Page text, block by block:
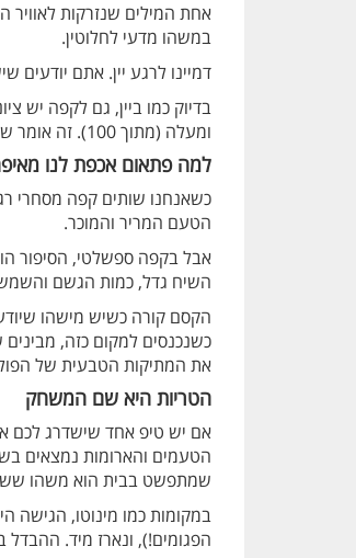
אחת המילים שנזרקות לאוויר
במשהו מדעי לחלוטין.
דמיינו לרגע יין. אתם יודעים שיש יין לקידוש שעולה 20 שקל, ויש יין קברנה סוביניון מרמת
ומעלה (מתוך 100). זה אומר שאין בו פגמים, שהוא גדל בתנאים אופטימליים, ושמישהו טיפל בו בכפפות של משי מהרגע שנקטף ועד שהגיע לשקית.
למה פתאום אכפת לנו
כשאנחנו שותים קפה מסחרי
הטעם המריר והמוכר.
השיח גדל, כמות הגשם והשמש
הקסם קורה כשיש מישהו
את המתיקות הטבעית של
הטריות היא שם המשחק
אם יש טיפ אחד שישדרג לכם
הטעמים והארומות נמצאים
שמתפשט בבית הוא משהו
במקומות כמו מינוטו, הגישה
הפגומים!), ונארז מיד.